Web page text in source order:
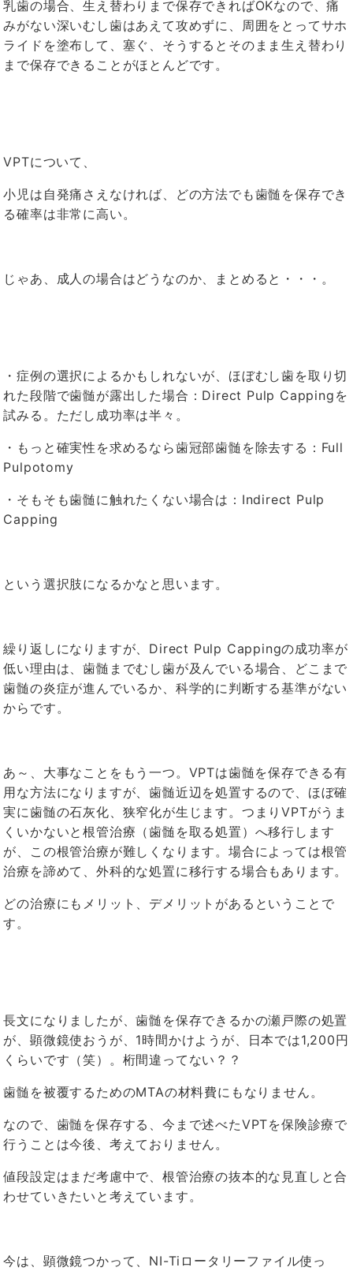
乳歯の場合、生え替わりまで保存できればOKなので、痛
みがない深いむし歯はあえて攻めずに、周囲をとってサホ
ライドを塗布して、塞ぐ、そうするとそのまま生え替わり
まで保存できることがほとんどです。
VPTについて、
小児は自発痛さえなければ、どの方法でも歯髄を保存でき
る確率は非常に高い。
じゃあ、成人の場合はどうなのか、まとめると・・・。
・症例の選択によるかもしれないが、ほぼむし歯を取り切
れた段階で歯髄が露出した場合：Direct Pulp Cappingを
試みる。ただし成功率は半々。
・もっと確実性を求めるなら歯冠部歯髄を除去する：Full
Pulpotomy
・そもそも歯髄に触れたくない場合は：Indirect Pulp
Capping
という選択肢になるかなと思います。
繰り返しになりますが、Direct Pulp Cappingの成功率が
低い理由は、歯髄までむし歯が及んでいる場合、どこまで
歯髄の炎症が進んでいるか、科学的に判断する基準がない
からです。
あ～、大事なことをもう一つ。VPTは歯髄を保存できる有
用な方法になりますが、歯髄近辺を処置するので、ほぼ確
実に歯髄の石灰化、狭窄化が生じます。つまりVPTがうま
くいかないと根管治療（歯髄を取る処置）へ移行します
が、この根管治療が難しくなります。場合によっては根管
治療を諦めて、外科的な処置に移行する場合もあります。
どの治療にもメリット、デメリットがあるということで
す。
長文になりましたが、歯髄を保存できるかの瀬戸際の処置
が、顕微鏡使おうが、1時間かけようが、日本では1,200円
くらいです（笑）。桁間違ってない？？
歯髄を被覆するためのMTAの材料費にもなりません。
なので、歯髄を保存する、今まで述べたVPTを保険診療で
行うことは今後、考えておりません。
値段設定はまだ考慮中で、根管治療の抜本的な見直しと合
わせていきたいと考えています。
今は、顕微鏡つかって、NI-Tiロータリーファイル使っ